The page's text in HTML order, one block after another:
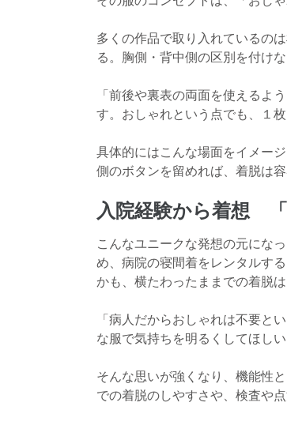
多くの作品で取り入れているの
る。胸側・背中側の区別を付け
「前後や裏表の両面を使えるよ
す。おしゃれという点でも、１
具体的にはこんな場面をイメー
側のボタンを留めれば、着脱は
入院経験から着想 「
こんなユニークな発想の元にな
め、病院の寝間着をレンタルす
かも、横たわったままでの着脱は
「病人だからおしゃれは不要と
な服で気持ちを明るくしてほしい
そんな思いが強くなり、機能性
での着脱のしやすさや、検査や